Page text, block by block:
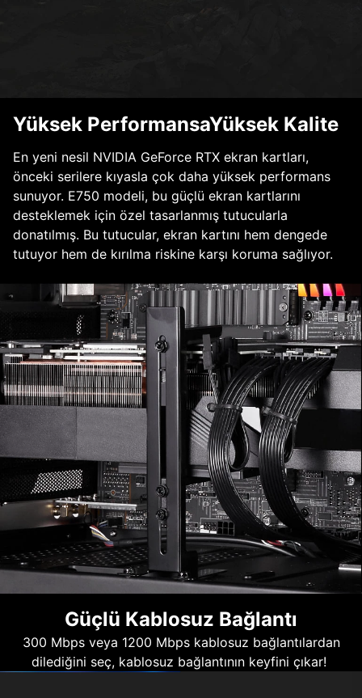
Yüksek PerformansaYüksek Kalite
En yeni nesil NVIDIA GeForce RTX ekran kartları,
önceki serilere kıyasla çok daha yüksek performans
sunuyor. E750 modeli, bu güçlü ekran kartlarını
desteklemek için özel tasarlanmış tutucularla
donatılmış. Bu tutucular, ekran kartını hem dengede
tutuyor hem de kırılma riskine karşı koruma sağlıyor.
Güçlü Kablosuz Bağlantı
300 Mbps veya 1200 Mbps kablosuz bağlantılardan
dilediğini seç, kablosuz bağlantının keyfini çıkar!